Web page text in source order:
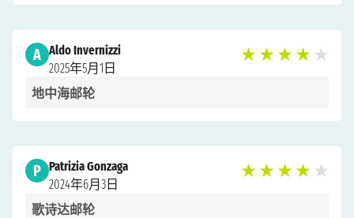
A Aldo Invernizzi
2025年5月1日
★ ★ ★ ★ ★
地中海邮轮
P Patrizia Gonzaga
2024年6月3日
★ ★ ★ ★ ★
歌诗达邮轮